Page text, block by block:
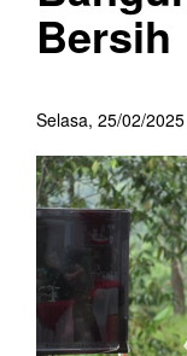
Bersih
Selasa, 25/02/